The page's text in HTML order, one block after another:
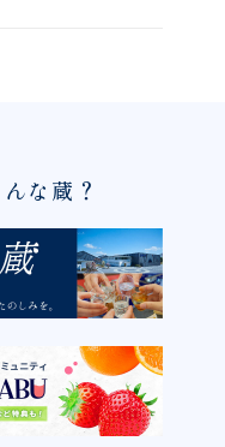
な蔵？